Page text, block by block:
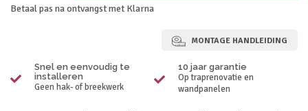
Betaal pas na ontvangst met Klarna
MONTAGE HANDLEIDING
Snel en eenvoudig te
installeren
Geen hak- of breekwerk
10 jaar garantie
Op traprenovatie en
wandpanelen